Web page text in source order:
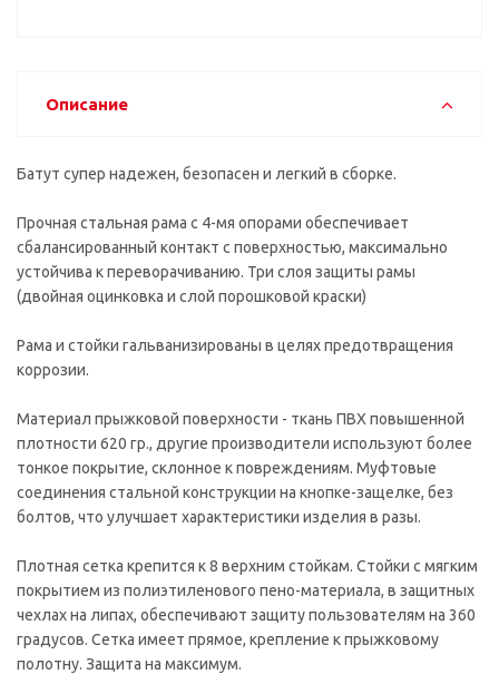
Описание
Батут супер надежен, безопасен и легкий в сборке.
Прочная стальная рама с 4-мя опорами обеспечивает
сбалансированный контакт с поверхностью, максимально
устойчива к переворачиванию. Три слоя защиты рамы
(двойная оцинковка и слой порошковой краски)
Рама и стойки гальванизированы в целях предотвращения
коррозии.
Материал прыжковой поверхности - ткань ПВХ повышенной
плотности 620 гр., другие производители используют более
тонкое покрытие, склонное к повреждениям. Муфтовые
соединения стальной конструкции на кнопке-защелке, без
болтов, что улучшает характеристики изделия в разы.
Плотная сетка крепится к 8 верхним стойкам. Стойки с мягким
покрытием из полиэтиленового пено-материала, в защитных
чехлах на липах, обеспечивают защиту пользователям на 360
градусов. Сетка имеет прямое, крепление к прыжковому
полотну. Защита на максимум.